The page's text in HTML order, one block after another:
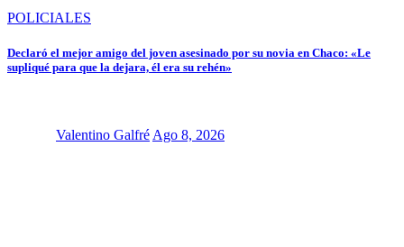
POLICIALES
Declaró el mejor amigo del joven asesinado por su novia en Chaco: «Le
supliqué para que la dejara, él era su rehén»
Valentino Galfré Ago 8, 2026